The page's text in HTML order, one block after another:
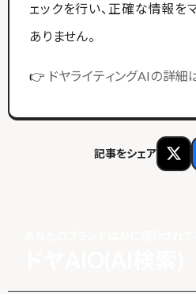
ェックを行い、正確な情報を
ありません。
👉 ドヤライティングAIの詳細
記事をシェア